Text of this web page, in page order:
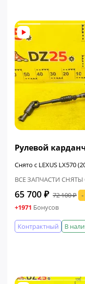
Рулевой
Снято с LEXUS LX570
ВСЕ ЗАПЧАСТИ
65 700 ₽ 72 100 ₽ -
+1971 Бонусов
В
Контрактный